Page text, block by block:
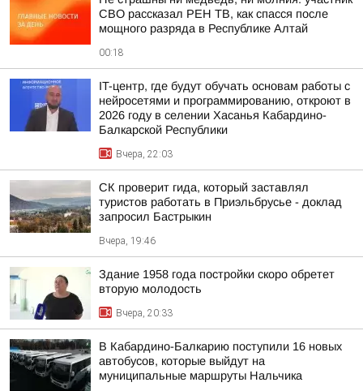
СВО рассказал РЕН ТВ, как спасся после
мощного разряда в Республике Алтай
00:18
IT-центр, где будут обучать основам работы с
нейросетями и программированию, откроют в
2026 году в селении Хасанья Кабардино-
Балкарской Республики
Вчера, 22:03
СК проверит гида, который заставлял
туристов работать в Приэльбрусье - доклад
запросил Бастрыкин
Вчера, 19:46
Здание 1958 года постройки скоро обретет
вторую молодость
Вчера, 20:33
В Кабардино-Балкарию поступили 16 новых
автобусов, которые выйдут на
муниципальные маршруты Нальчика